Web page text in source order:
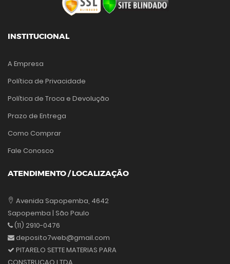
INSTITUCIONAL
A Empresa
Política de Privacidade
Política de Troca e Devolução
Prazo de Entrega
Como Comprar
Fale Conosco
ATENDIMENTO / LOCALIZAÇÃO
Avenida Sapopemba, 4642
Sapopemba | São Paulo
(11) 2910-0476
deposito7web@gmail.com
PITARELO SETTE MATERIAS PARA